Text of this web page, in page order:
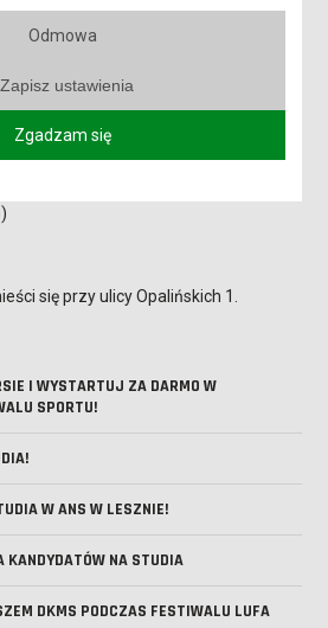
I WYSTARTUJ ZA DARMO W
SPORTU!
W ANS W LESZNIE!
KANDYDATÓW NA STUDIA
DKMS PODCZAS FESTIWALU LUFA
- studia I stopnia
biblioteczne - Biblioteka Uczelniana
BHP - sala 432 (III piętro budynku
się przy ulicy Opalińskich 1.
Odmowa
Zapisz ustawienia
Zgadzam się